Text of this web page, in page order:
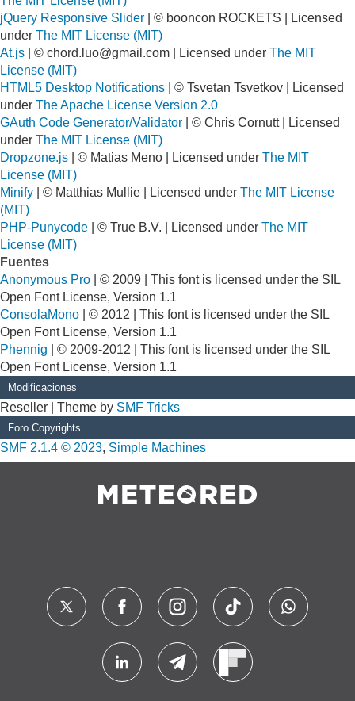
jQuery Responsive Slider | © booncon ROCKETS | Licensed
under The MIT License (MIT)
At.js | © chord.luo@gmail.com | Licensed under The MIT
License (MIT)
HTML5 Desktop Notifications | © Tsvetan Tsvetkov | Licensed
under The Apache License Version 2.0
GAuth Code Generator/Validator | © Chris Cornutt | Licensed
under The MIT License (MIT)
Dropzone.js | © Matias Meno | Licensed under The MIT
License (MIT)
Minify | © Matthias Mullie | Licensed under The MIT License
(MIT)
PHP-Punycode | © True B.V. | Licensed under The MIT
License (MIT)
Fuentes
Anonymous Pro | © 2009 | This font is licensed under the SIL
Open Font License, Version 1.1
ConsolaMono | © 2012 | This font is licensed under the SIL
Open Font License, Version 1.1
Phennig | © 2009-2012 | This font is licensed under the SIL
Open Font License, Version 1.1
Modificaciones
Reseller | Theme by SMF Tricks
Foro Copyrights
SMF 2.1.4 © 2023, Simple Machines